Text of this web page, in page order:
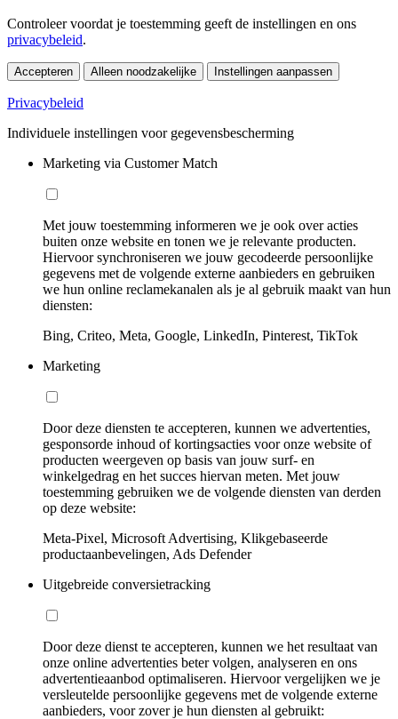
Controleer voordat je toestemming geeft de instellingen en ons
privacybeleid.
Accepteren Alleen noodzakelijke Instellingen aanpassen
Privacybeleid
Individuele instellingen voor gegevensbescherming
Marketing via Customer Match
Met jouw toestemming informeren we je ook over acties
buiten onze website en tonen we je relevante producten.
Hiervoor synchroniseren we jouw gecodeerde persoonlijke
gegevens met de volgende externe aanbieders en gebruiken
we hun online reclamekanalen als je al gebruik maakt van hun
diensten:
Bing, Criteo, Meta, Google, LinkedIn, Pinterest, TikTok
Marketing
Door deze diensten te accepteren, kunnen we advertenties,
gesponsorde inhoud of kortingsacties voor onze website of
producten weergeven op basis van jouw surf- en
winkelgedrag en het succes hiervan meten. Met jouw
toestemming gebruiken we de volgende diensten van derden
op deze website:
Meta-Pixel, Microsoft Advertising, Klikgebaseerde
productaanbevelingen, Ads Defender
Uitgebreide conversietracking
Door deze dienst te accepteren, kunnen we het resultaat van
onze online advertenties beter volgen, analyseren en ons
advertentieaanbod optimaliseren. Hiervoor vergelijken we je
versleutelde persoonlijke gegevens met de volgende externe
aanbieders, voor zover je hun diensten al gebruikt: